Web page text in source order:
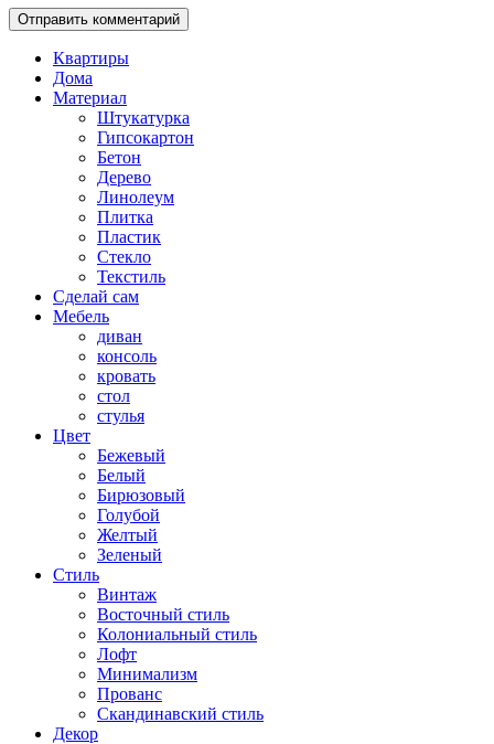
Квартиры
Дома
Материал
Штукатурка
Гипсокартон
Бетон
Дерево
Линолеум
Плитка
Пластик
Стекло
Текстиль
Сделай сам
Мебель
диван
консоль
кровать
стол
стулья
Цвет
Бежевый
Белый
Бирюзовый
Голубой
Желтый
Зеленый
Стиль
Винтаж
Восточный стиль
Колониальный стиль
Лофт
Минимализм
Прованс
Скандинавский стиль
Декор